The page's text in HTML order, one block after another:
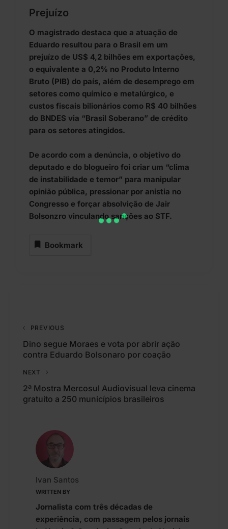
Prejuízo
O magistrado destaca que a atuação de
Eduardo resultou para o Brasil em um
prejuízo de US$ 4,2 bilhões em exportações,
o equivalente a 0,2% no Produto Interno
Bruto (PIB) do país, além de desemprego em
setores como químico e metalúrgico, e
custos fiscais bilionários como R$ 40 bilhões
do BNDES via “Brasil Soberano” de crédito
para os setores atingidos.
De acordo com a denúncia, o objetivo do
deputado e do blogueiro foi criar um “clima
de instabilidade e temor” para manipular
opinião pública, pressionar por anistia no
Congresso e forçar absolvição de Jair
Bolsonzro vinculando sanções ao STF.
Bookmark
PREVIOUS
Dino segue Moraes e vota por abrir ação
contra Eduardo Bolsonaro por coação
NEXT
2ª Mostra Mercosul Audiovisual leva cinema
gratuito a 250 municípios brasileiros
WRITTEN BY
Ivan Santos
Jornalista com três décadas de
experiência, com passagem pelos jornais